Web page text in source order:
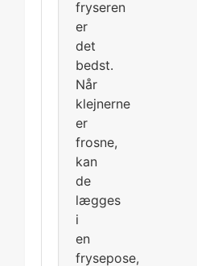
fryseren
er
det
bedst.
Når
klejnerne
er
frosne,
kan
de
lægges
i
en
frysepose,